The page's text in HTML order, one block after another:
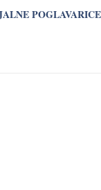
POGLAVARICE